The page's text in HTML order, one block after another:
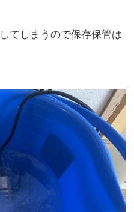
てしまうので保存保管は